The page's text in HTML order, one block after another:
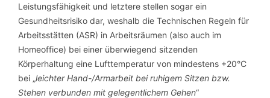
Leistungsfähigkeit und letztere stellen sogar ein
Gesundheitsrisiko dar, weshalb die Technischen Regeln für
Arbeitsstätten (ASR) in Arbeitsräumen (also auch im
Homeoffice) bei einer überwiegend sitzenden
Körperhaltung eine Lufttemperatur von mindestens +20°C
bei „leichter Hand-/Armarbeit bei ruhigem Sitzen bzw.
Stehen verbunden mit gelegentlichem Gehen“